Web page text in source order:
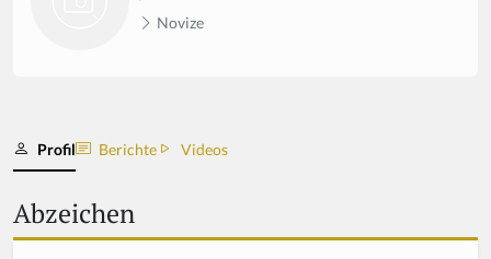
Novize
Profil Berichte Videos
Abzeichen